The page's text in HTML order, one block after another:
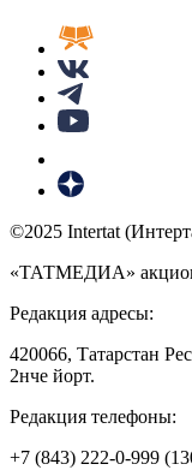
©2025 Intertat
«ТАТМЕДИА»
Редакция адресы:
420066, Татарстан
2нче йорт.
Редакция телефоны:
+7 (843) 222-0-999